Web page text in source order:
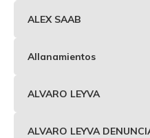
ALEX SAAB
Allanamientos
ALVARO LEYVA
ALVARO LEYVA